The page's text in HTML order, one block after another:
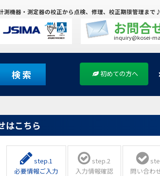
測機器・測定器の校正から点検、修理、校正期限管理ま
お問合
inquiry@kosei-
検 索 初めての方へ
はこちら
step.1
必要情報ご入力
step.2
入力情報確認
問い合わ